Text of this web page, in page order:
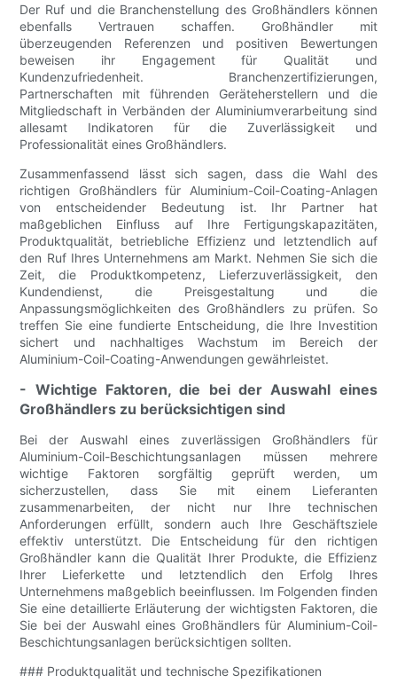
Der Ruf und die Branchenstellung des Großhändlers können
ebenfalls Vertrauen schaffen. Großhändler mit
überzeugenden Referenzen und positiven Bewertungen
beweisen ihr Engagement für Qualität und
Kundenzufriedenheit. Branchenzertifizierungen,
Partnerschaften mit führenden Geräteherstellern und die
Mitgliedschaft in Verbänden der Aluminiumverarbeitung sind
allesamt Indikatoren für die Zuverlässigkeit und
Professionalität eines Großhändlers.
Zusammenfassend lässt sich sagen, dass die Wahl des
richtigen Großhändlers für Aluminium-Coil-Coating-Anlagen
von entscheidender Bedeutung ist. Ihr Partner hat
maßgeblichen Einfluss auf Ihre Fertigungskapazitäten,
Produktqualität, betriebliche Effizienz und letztendlich auf
den Ruf Ihres Unternehmens am Markt. Nehmen Sie sich die
Zeit, die Produktkompetenz, Lieferzuverlässigkeit, den
Kundendienst, die Preisgestaltung und die
Anpassungsmöglichkeiten des Großhändlers zu prüfen. So
treffen Sie eine fundierte Entscheidung, die Ihre Investition
sichert und nachhaltiges Wachstum im Bereich der
Aluminium-Coil-Coating-Anwendungen gewährleistet.
- Wichtige Faktoren, die bei der Auswahl eines
Großhändlers zu berücksichtigen sind
Bei der Auswahl eines zuverlässigen Großhändlers für
Aluminium-Coil-Beschichtungsanlagen müssen mehrere
wichtige Faktoren sorgfältig geprüft werden, um
sicherzustellen, dass Sie mit einem Lieferanten
zusammenarbeiten, der nicht nur Ihre technischen
Anforderungen erfüllt, sondern auch Ihre Geschäftsziele
effektiv unterstützt. Die Entscheidung für den richtigen
Großhändler kann die Qualität Ihrer Produkte, die Effizienz
Ihrer Lieferkette und letztendlich den Erfolg Ihres
Unternehmens maßgeblich beeinflussen. Im Folgenden finden
Sie eine detaillierte Erläuterung der wichtigsten Faktoren, die
Sie bei der Auswahl eines Großhändlers für Aluminium-Coil-
Beschichtungsanlagen berücksichtigen sollten.
### Produktqualität und technische Spezifikationen